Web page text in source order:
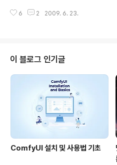
무한한 가능성을 지녔기 때문입니다. 아래
08 Geoweb에서 발표한 자료입니다. (그러
Geoweb에 다녀온지도 벌써 10개월이나
정리해야지... 하고 생각했던 게 벌써 시간
버렸습니다.) 아래는 유튜브 비디오입니다.
도 총 44분짜리 발표중에 9분 40초정도 뿐
6 2 2009. 6. 23.
이 블로그 인기글
ComfyUI 설치 및 사용법 기초